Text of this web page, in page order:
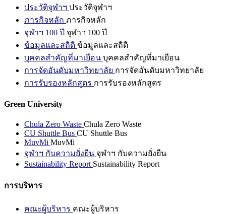
ประวัติจุฬาฯ ประวัติจุฬาฯ
ภารกิจหลัก ภารกิจหลัก
จุฬาฯ 100 ปี จุฬาฯ 100 ปี
ข้อมูลและสถิติ ข้อมูลและสถิติ
บุคคลสำคัญที่มาเยือน บุคคลสำคัญที่มาเยือน
การจัดอันดับมหาวิทยาลัย การจัดอันดับมหาวิทยาลัย
การรับรองหลักสูตร การรับรองหลักสูตร
Green University
Chula Zero Waste Chula Zero Waste
CU Shuttle Bus CU Shuttle Bus
MuvMi MuvMi
จุฬาฯ กับความยั่งยืน จุฬาฯ กับความยั่งยืน
Sustainability Report Sustainability Report
การบริหาร
คณะผู้บริหาร คณะผู้บริหาร